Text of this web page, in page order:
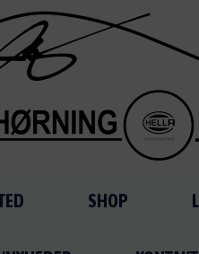
SHOP